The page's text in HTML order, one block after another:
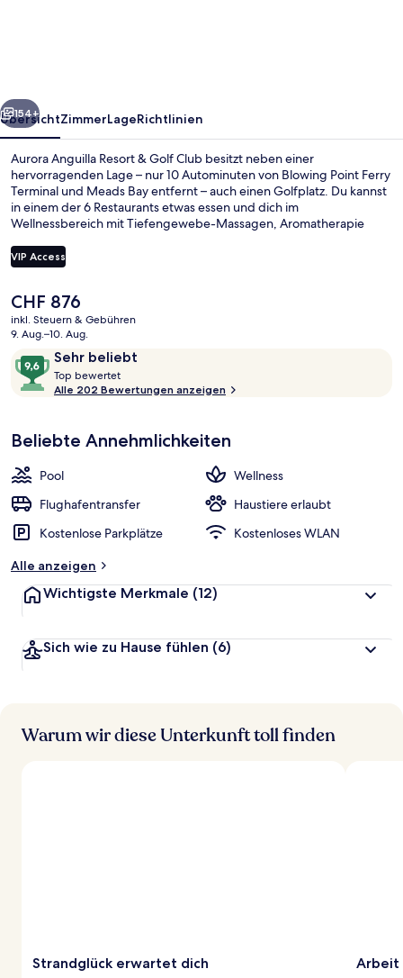
Weiter
154+
ÜbersichtZimmerLageRichtlinien
Aurora Anguilla Resort & Golf Club besitzt neben einer
hervorragenden Lage – nur 10 Autominuten von Blowing Point Ferry
Terminal und Meads Bay entfernt – auch einen Golfplatz. Du kannst
in einem der 6 Restaurants etwas essen und dich im
Wellnessbereich mit Tiefengewebe-Massagen, Aromatherapie
dieses Resort im luxuriösen Stil ein rund um die Uhr geöffnetes
Fitnesscenter, einen rund um die Uhr geöffneten Fitnessbereich
Personal und die Lage in Strandnähe sehr gut.
VIP Access
Der
aktuelle
Preis
CHF 876.
CHF 876
inkl. Steuern & Gebühren
9. Aug.–10. Aug.
Bewertungen
Sehr beliebt
9,6
von
10,
beliebt
Top bewertet
o
b
r
e
Alle 202 Bewertungen anzeigen
Beliebte Annehmlichkeiten
Pool
Wellness
Flughafentransfer
Haustiere erlaubt
Kostenlose Parkplätze
Kostenloses WLAN
Alle anzeigen
Wichtigste Merkmale (12)
Sich wie zu Hause fühlen (6)
Warum wir diese Unterkunft toll finden
Strandglück erwartet dich Arbeit